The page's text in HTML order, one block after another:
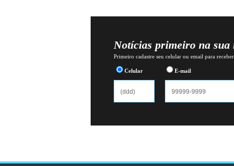
Notícias primeiro na sua
Primeiro cadastre seu celular ou email para
Celular E-mail